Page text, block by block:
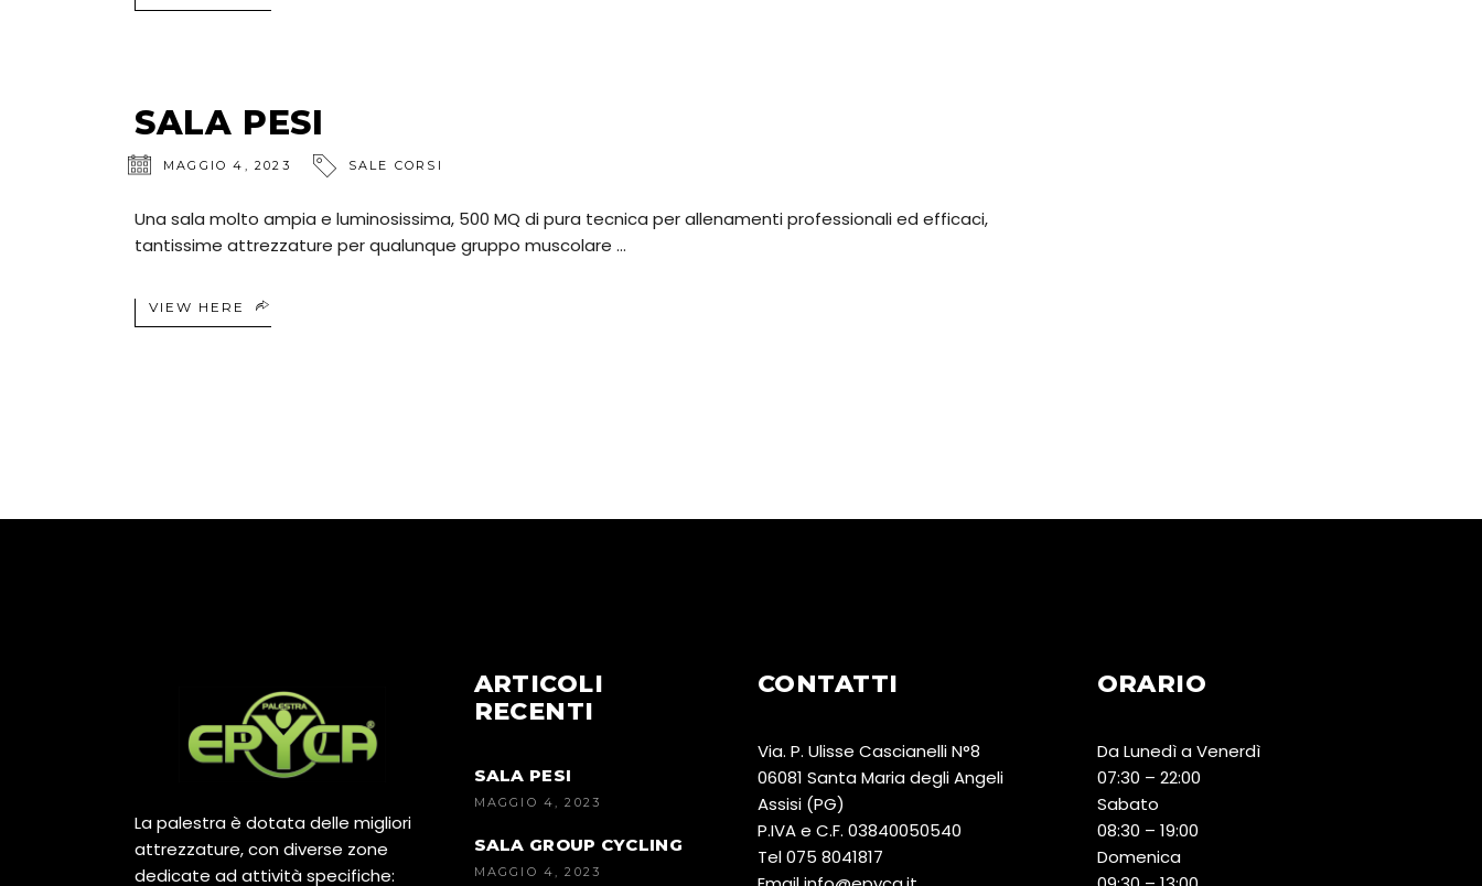
SALA PESI
MAGGIO 4, 2023 SALE CORSI
Una sala molto ampia e luminosissima, 500 MQ di pura tecnica per allenamenti professionali ed efficaci,
tantissime attrezzature per qualunque gruppo muscolare
VIEW HERE
La palestra è dotata delle migliori
attrezzature, con diverse zone
dedicate ad attività specifiche:
ARTICOLI
RECENTI
SALA PESI
MAGGIO 4, 2023
SALA GROUP CYCLING
MAGGIO 4, 2023
CONTATTI
Via. P. Ulisse Cascianelli N°8
06081 Santa Maria degli Angeli
Assisi (PG)
P.IVA e C.F. 03840050540
Tel075 8041817
ORARIO
Da Lunedì a Venerdì
07:30 – 22:00
Sabato
08:30 – 19:00
Domenica